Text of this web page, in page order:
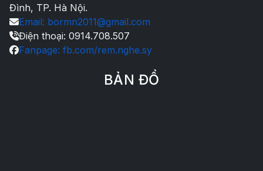
Đình, TP. Hà Nội.
Email: bormn2011@gmail.com
Điện thoại: 0914.708.507
Fanpage: fb.com/rem.nghe.sy
BẢN ĐỒ